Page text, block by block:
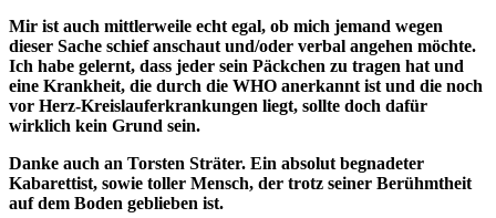
Mir ist auch mittlerweile echt egal, ob mich jemand wegen
dieser Sache schief anschaut und/oder verbal angehen möchte.
Ich habe gelernt, dass jeder sein Päckchen zu tragen hat und
eine Krankheit, die durch die WHO anerkannt ist und die noch
vor Herz-Kreislauferkrankungen liegt, sollte doch dafür
wirklich kein Grund sein.
Danke auch an Torsten Sträter. Ein absolut begnadeter
Kabarettist, sowie toller Mensch, der trotz seiner Berühmtheit
auf dem Boden geblieben ist.